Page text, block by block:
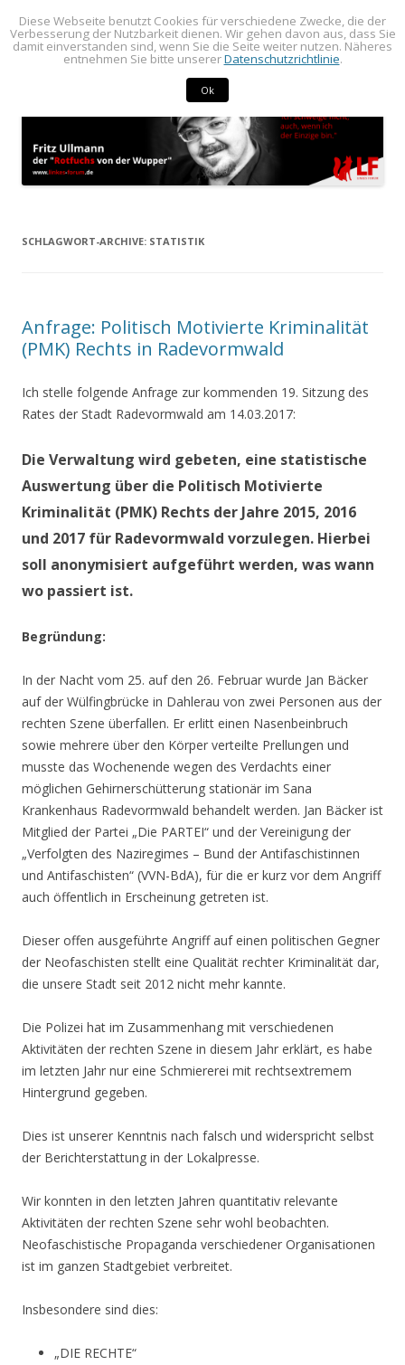
BLOG von Fritz Ullmann
BLOG von Fritz Ullmann, linker Stadtverordneter im Rat der Stadt
Radevormwald
Menü Springe
zum
Inhalt
SCHLAGWORT-ARCHIVE: STATISTIK
Anfrage: Politisch Motivierte Kriminalität
(PMK) Rechts in Radevormwald
Ich stelle folgende Anfrage zur kommenden 19. Sitzung des
Rates der Stadt Radevormwald am 14.03.2017:
Die Verwaltung wird gebeten, eine statistische
Auswertung über die Politisch Motivierte
Kriminalität (PMK) Rechts der Jahre 2015, 2016
und 2017 für Radevormwald vorzulegen. Hierbei
soll anonymisiert aufgeführt werden, was wann
wo passiert ist.
Begründung:
In der Nacht vom 25. auf den 26. Februar wurde Jan Bäcker
auf der Wülfingbrücke in Dahlerau von zwei Personen aus der
rechten Szene überfallen. Er erlitt einen Nasenbeinbruch
sowie mehrere über den Körper verteilte Prellungen und
musste das Wochenende wegen des Verdachts einer
möglichen Gehirnerschütterung stationär im Sana
Krankenhaus Radevormwald behandelt werden. Jan Bäcker ist
Mitglied der Partei „Die PARTEI“ und der Vereinigung der
„Verfolgten des Naziregimes – Bund der Antifaschistinnen
und Antifaschisten“ (VVN-BdA), für die er kurz vor dem Angriff
auch öffentlich in Erscheinung getreten ist.
Dieser offen ausgeführte Angriff auf einen politischen Gegner
der Neofaschisten stellt eine Qualität rechter Kriminalität dar,
die unsere Stadt seit 2012 nicht mehr kannte.
Die Polizei hat im Zusammenhang mit verschiedenen
Aktivitäten der rechten Szene in diesem Jahr erklärt, es habe
im letzten Jahr nur eine Schmiererei mit rechtsextremem
Hintergrund gegeben.
Dies ist unserer Kenntnis nach falsch und widerspricht selbst
der Berichterstattung in der Lokalpresse.
Wir konnten in den letzten Jahren quantitativ relevante
Aktivitäten der rechten Szene sehr wohl beobachten.
Neofaschistische Propaganda verschiedener Organisationen
ist im ganzen Stadtgebiet verbreitet.
Insbesondere sind dies:
„DIE RECHTE“
Diese Webseite benutzt Cookies für verschiedene Zwecke, die der
Verbesserung der Nutzbarkeit dienen. Wir gehen davon aus, dass Sie
damit einverstanden sind, wenn Sie die Seite weiter nutzen. Näheres
entnehmen Sie bitte unsererDatenschutzrichtlinie.
Ok